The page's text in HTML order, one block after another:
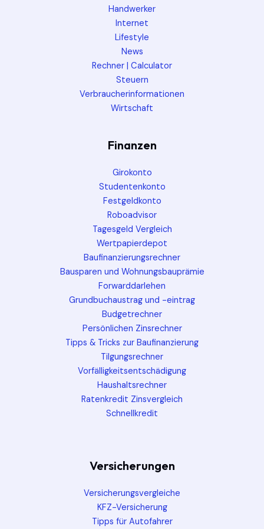
Handwerker
Internet
Lifestyle
News
Rechner | Calculator
Steuern
Verbraucherinformationen
Wirtschaft
Finanzen
Girokonto
Studentenkonto
Festgeldkonto
Roboadvisor
Tagesgeld Vergleich
Wertpapierdepot
Baufinanzierungsrechner
Bausparen und Wohnungsbauprämie
Forwarddarlehen
Grundbuchaustrag und -eintrag
Budgetrechner
Persönlichen Zinsrechner
Tipps & Tricks zur Baufinanzierung
Tilgungsrechner
Vorfälligkeitsentschädigung
Haushaltsrechner
Ratenkredit Zinsvergleich
Schnellkredit
Versicherungen
Versicherungsvergleiche
KFZ-Versicherung
Tipps für Autofahrer